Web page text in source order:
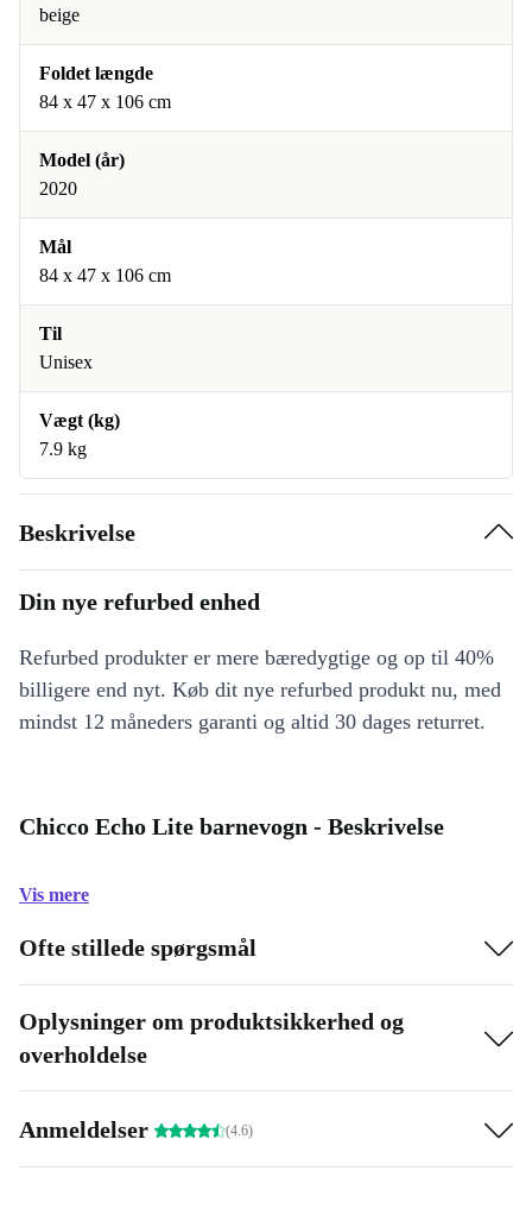
beige
Foldet længde
84 x 47 x 106 cm
Model (år)
2020
Mål
84 x 47 x 106 cm
Til
Unisex
Vægt (kg)
7.9 kg
Beskrivelse
Din nye refurbed enhed
Refurbed produkter er mere bæredygtige og op til 40%
billigere end nyt. Køb dit nye refurbed produkt nu, med
mindst 12 måneders garanti og altid 30 dages returret.
Chicco Echo Lite barnevogn - Beskrivelse
Vis mere
Ofte stillede spørgsmål
Oplysninger om produktsikkerhed og
overholdelse
Anmeldelser (4.6)